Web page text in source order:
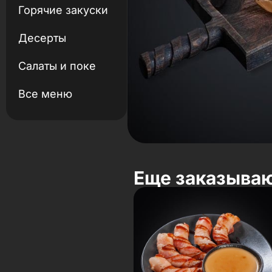
Горячие закуски
Десерты
Салаты и поке
Все меню
Еще